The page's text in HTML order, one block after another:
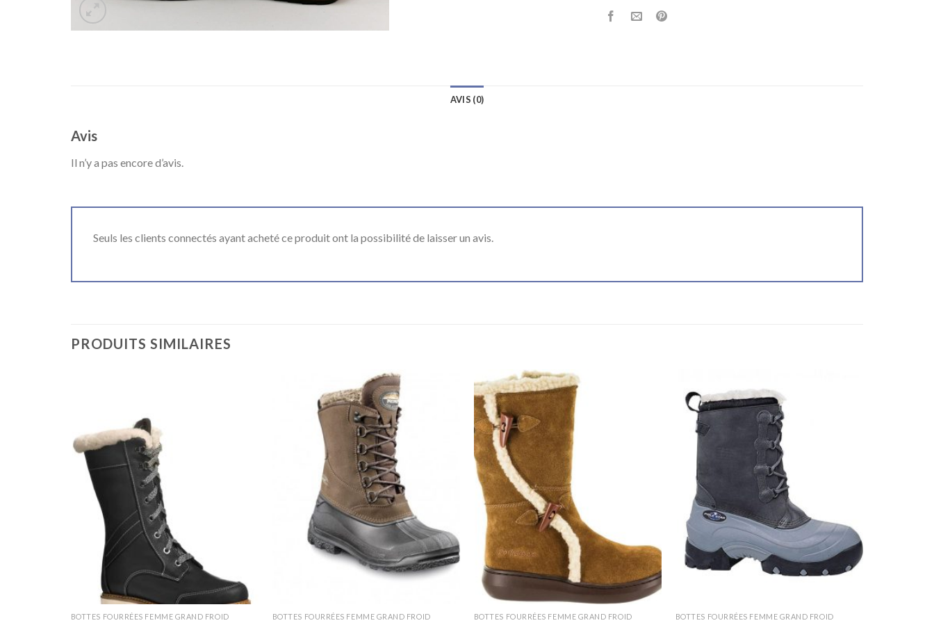
AVIS (0)
Avis
Il n’y a pas encore d’avis.
Seuls les clients connectés ayant acheté ce produit ont la possibilité de laisser un avis.
PRODUITS SIMILAIRES
BOTTES FOURRÉES FEMME GRAND FROID BOTTES FOURRÉES FEMME GRAND FROID BOTTES FOURRÉES FEMME GRAND FROID BOTTES FOURRÉES FEMME GRAND FROID